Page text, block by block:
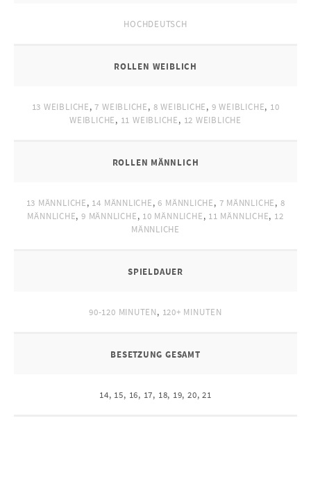
HOCHDEUTSCH
ROLLEN WEIBLICH
13 WEIBLICHE,7 WEIBLICHE, 8 WEIBLICHE, 9 WEIBLICHE, 10
WEIBLICHE, 11 WEIBLICHE, 12 WEIBLICHE
ROLLEN MÄNNLICH
13 MÄNNLICHE, 14 MÄNNLICHE,6 MÄNNLICHE, 7 MÄNNLICHE, 8
MÄNNLICHE, 9 MÄNNLICHE, 10 MÄNNLICHE, 11 MÄNNLICHE, 12
MÄNNLICHE
SPIELDAUER
90-120 MINUTEN, 120+ MINUTEN
BESETZUNG GESAMT
14, 15, 16, 17, 18, 19, 20, 21